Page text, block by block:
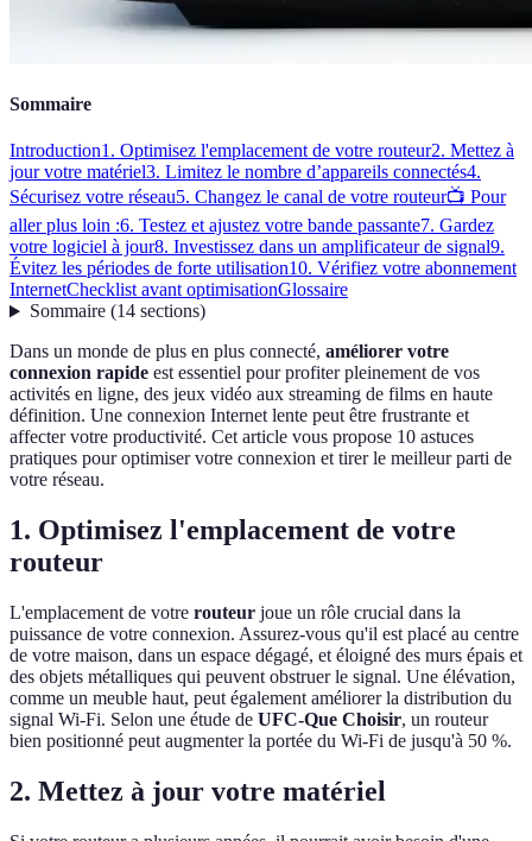
Sommaire
Introduction1. Optimisez l'emplacement de votre routeur2. Mettez à
jour votre matériel3. Limitez le nombre d’appareils connectés4.
Sécurisez votre réseau5. Changez le canal de votre routeur📺 Pour
aller plus loin :6. Testez et ajustez votre bande passante7. Gardez
votre logiciel à jour8. Investissez dans un amplificateur de signal9.
Évitez les périodes de forte utilisation10. Vérifiez votre abonnement
InternetChecklist avant optimisationGlossaire
Sommaire(14 sections)
Dans un monde de plus en plus connecté, améliorer votre
connexion rapide est essentiel pour profiter pleinement de vos
activités en ligne, des jeux vidéo aux streaming de films en haute
définition. Une connexion Internet lente peut être frustrante et
affecter votre productivité. Cet article vous propose 10 astuces
pratiques pour optimiser votre connexion et tirer le meilleur parti de
votre réseau.
1. Optimisez l'emplacement de votre
routeur
L'emplacement de votre routeur joue un rôle crucial dans la
puissance de votre connexion. Assurez-vous qu'il est placé au centre
de votre maison, dans un espace dégagé, et éloigné des murs épais et
des objets métalliques qui peuvent obstruer le signal. Une élévation,
comme un meuble haut, peut également améliorer la distribution du
signal Wi-Fi. Selon une étude de UFC-Que Choisir, un routeur
bien positionné peut augmenter la portée du Wi-Fi de jusqu'à 50 %.
2. Mettez à jour votre matériel